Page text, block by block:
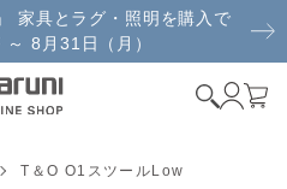
家具とラグ・照明を購入で
8月31日（月）
T＆O O1スツールLow